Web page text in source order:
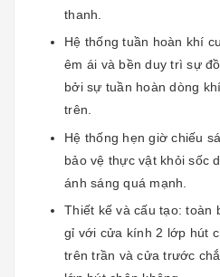
thanh.
Hệ thống tuần hoàn khí
êm ái và bền duy trì sự
bởi sự tuần hoàn dòng
trên.
Hệ thống hẹn giờ chiếu
bảo vệ thực vật khỏi sốc
ánh sáng quá mạnh.
Thiết kế và cấu tạo: toàn
gỉ với cửa kính 2 lớp hút
trên trần và cửa trước